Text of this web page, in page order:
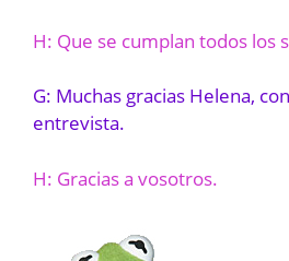
H: Que se cumplan todos los
G: Muchas gracias Helena,
entrevista.
H: Gracias a vosotros.